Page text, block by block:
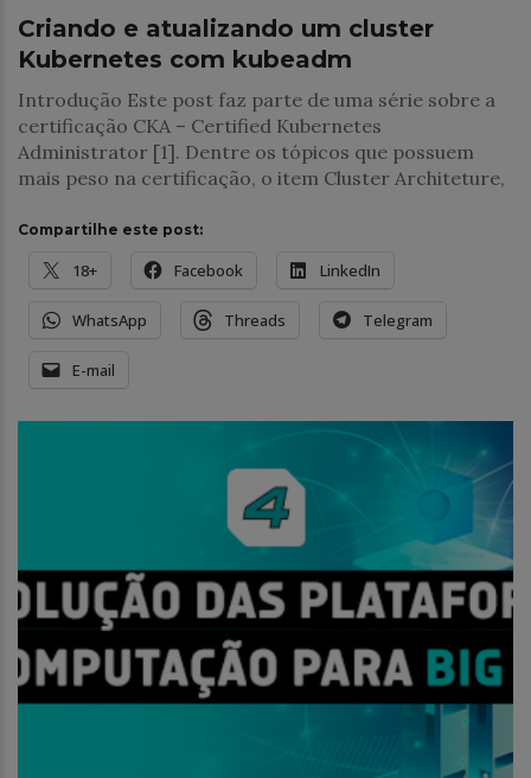
Criando e atualizando um cluster
Kubernetes com kubeadm
Introdução Este post faz parte de uma série sobre a
certificação CKA – Certified Kubernetes
Administrator [1]. Dentre os tópicos que possuem
mais peso na certificação, o item Cluster Architeture,
Compartilhe este post:
18+ Facebook LinkedIn
WhatsApp Threads Telegram
E-mail